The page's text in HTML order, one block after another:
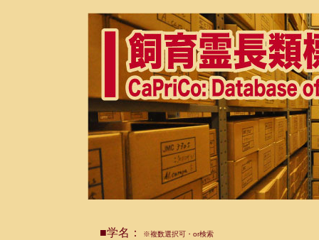
■学名： ※複数選択可・or検索